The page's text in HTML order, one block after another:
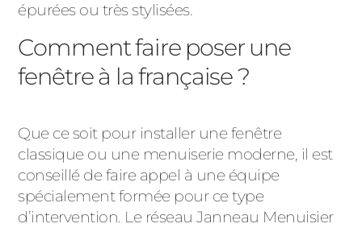
épurées ou très stylisées.
Comment faire poser une
fenêtre à la française ?
Que ce soit pour installer une fenêtre
classique ou une menuiserie moderne, il est
conseillé de faire appel à une équipe
spécialement formée pour ce type
d’intervention. Le réseau Janneau Menuisier